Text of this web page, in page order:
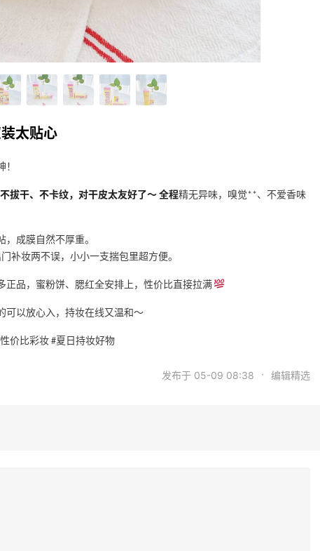
太贴心
不拔干、不卡纹，对干皮太友好了～ 全程精无异味，嗅觉**、不爱香味
成膜自然不厚重。
补妆两不误，小小一支揣包里超方便。
正品，蜜粉饼、腮红全安排上，性价比直接拉满
可以放心入，持妆在线又温和～
价比彩妆 #夏日持妆好物
发布于 05-09 08:38 · 编辑精选
能油✨
3
今日份眼部身体组合拳
8天前
礼
Mytheresa：折扣区时尚上新热卖 关注